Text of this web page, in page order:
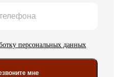
персональных данных
мне